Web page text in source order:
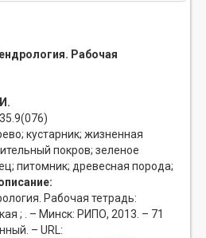
Рабочая
кустарник; жизненная
покров; зеленое
питомник; древесная порода;
Рабочая тетрадь:
; . – Минск: РИПО, 2013. – 71
– URL: